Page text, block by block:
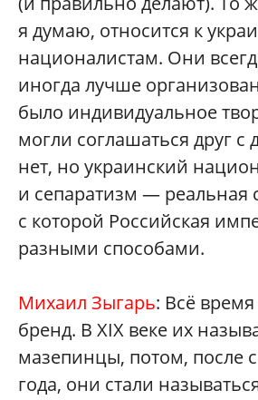
я думаю, относится к
националистам. Они
иногда лучше
было индивидуальное
могли соглашаться друг с
нет, но украинский
и сепаратизм — реальная
с которой Российская
разными способами.
Михаил Зыгарь: Всё
бренд. В XIX веке их
мазепинцы, потом, после
года, они стали